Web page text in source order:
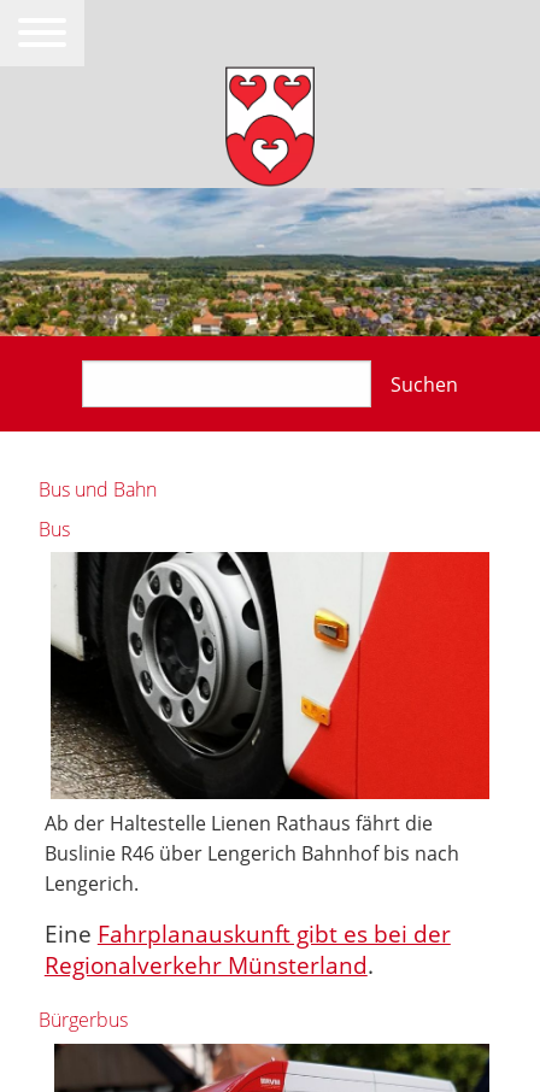
Suchen
Bus und Bahn
Bus
Ab der Haltestelle Lienen Rathaus fährt die
Buslinie R46 über Lengerich Bahnhof bis nach
Lengerich.
Eine Fahrplanauskunft gibt es bei der
Regionalverkehr Münsterland.
Bürgerbus